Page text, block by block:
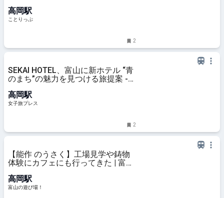
高岡駅
ことりっぷ
2
SEKAI HOTEL、富山に新ホテル “青
のまち”の魅力を見つける旅提案 -
高岡駅
女子旅プレス
2
【能作 のうさく】工場見学や鋳物
体験にカフェにも行ってきた | 富山
高岡駅
富山の遊び場！